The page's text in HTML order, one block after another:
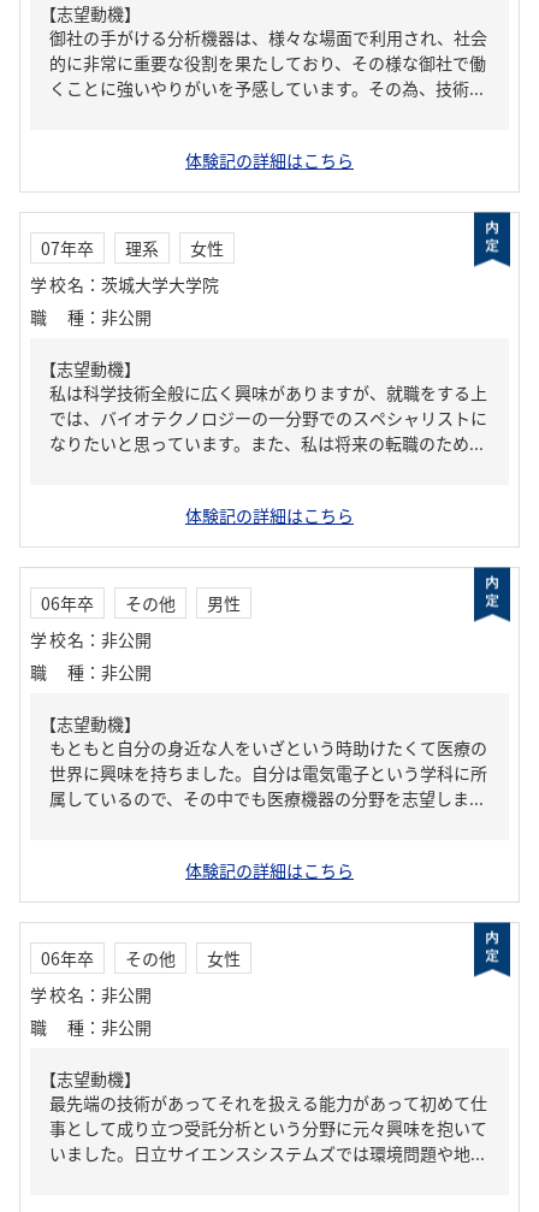
【志望動機】
御社の手がける分析機器は、様々な場面で利用され、社会
的に非常に重要な役割を果たしており、その様な御社で働
くことに強いやりがいを予感しています。その為、技術...
体験記の詳細はこちら
07年卒 理系
女性
学校名 ： 茨城大学大学院
職種 ： 非公開
【志望動機】
私は科学技術全般に広く興味がありますが、就職をする上
では、バイオテクノロジーの一分野でのスペシャリストに
なりたいと思っています。また、私は将来の転職のため...
体験記の詳細はこちら
06年卒 その他
男性
学校名 ： 非公開
職種 ： 非公開
【志望動機】
もともと自分の身近な人をいざという時助けたくて医療の
世界に興味を持ちました。自分は電気電子という学科に所
属しているので、その中でも医療機器の分野を志望しま...
体験記の詳細はこちら
06年卒 その他
女性
学校名 ： 非公開
職種 ： 非公開
【志望動機】
最先端の技術があってそれを扱える能力があって初めて仕
事として成り立つ受託分析という分野に元々興味を抱いて
いました。日立サイエンスシステムズでは環境問題や地...